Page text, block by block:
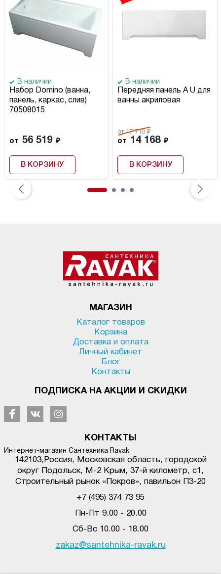
В наличии
Набор Domino (ванна,
панель, каркас, слив)
70508015
от 56 519 ₽
В КОРЗИНУ
В наличии
Передняя панель A U для
ванны акриловая
от 17 710 ₽
от 14 168 ₽
В КОРЗИНУ
МАГАЗИН
Каталог товаров
Корзина
Доставка и оплата
Личный кабинет
Блог
Контакты
ПОДПИСКА НА АКЦИИ И СКИДКИ
КОНТАКТЫ
Интернет-магазин Сантехника Ravak
142103, Россия, Московская область, городской
округ Подольск, М-2 Крым, 37-й километр, с1 ,
Строительный рынок «Покров», павильон П3-20
+7 (495) 374 73 95
Пн-Пт 9.00 - 20.00
Сб-Вс 10.00 - 18.00
zakaz@santehnika-ravak.ru